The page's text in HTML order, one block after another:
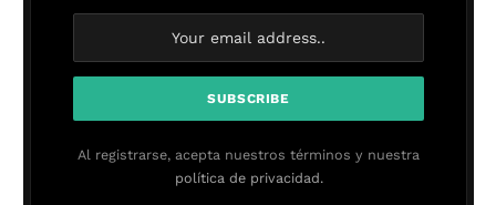
Al registrarse, acepta nuestros términos y nuestra
política de privacidad.